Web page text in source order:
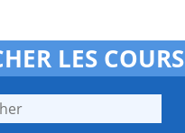
LES COURS